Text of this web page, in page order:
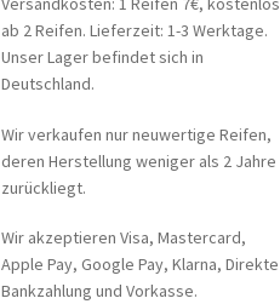
ab 2 Reifen. Lieferzeit: 1-3 Werktage.
Unser Lager befindet sich in
Deutschland.
Wir verkaufen nur neuwertige Reifen,
deren Herstellung weniger als 2 Jahre
zurückliegt.
Wir akzeptieren Visa, Mastercard,
Apple Pay, Google Pay, Klarna, Direkte
Bankzahlung und Vorkasse.